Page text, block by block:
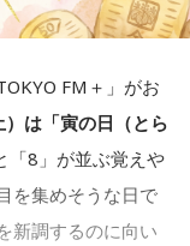
語り
22:00～22:25、エ
oto/
そうという意識は
めです。ただ、
タイミングを逃す
てみるのがコツで
いたいことを飲み
さがわかります。
FM＋」がお
は「寅の日（とら
「8」が並ぶ覚えや
を集めそうな日で
新調するのに向い